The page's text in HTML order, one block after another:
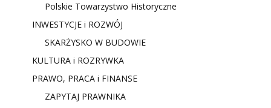
Polskie Towarzystwo Historyczne
INWESTYCJE i ROZWÓJ
SKARŻYSKO W BUDOWIE
KULTURA i ROZRYWKA
PRAWO, PRACA i FINANSE
ZAPYTAJ PRAWNIKA